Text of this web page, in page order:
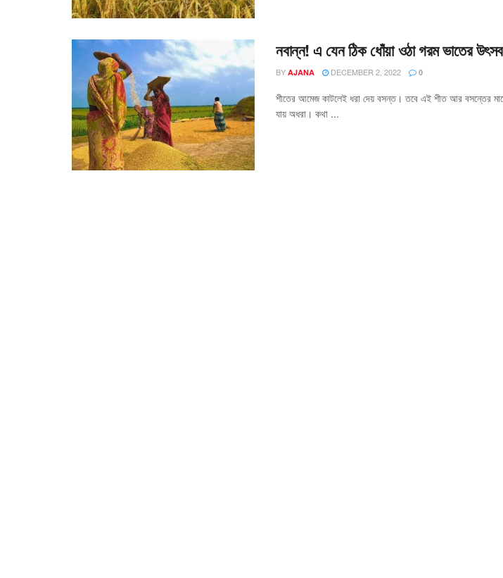
নবান্ন! এ যেন ঠিক ধোঁয়া ওঠা গরম ভাতের উৎসব
BY AJANA DECEMBER 2, 2022 0
শীতের আমেজ কাটলেই ধরা দেয় বসন্ত। তবে এই শীত আর বসন্তের
যায় অধরা। কথা ...